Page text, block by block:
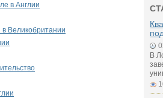
в Англии
Великобритании
В